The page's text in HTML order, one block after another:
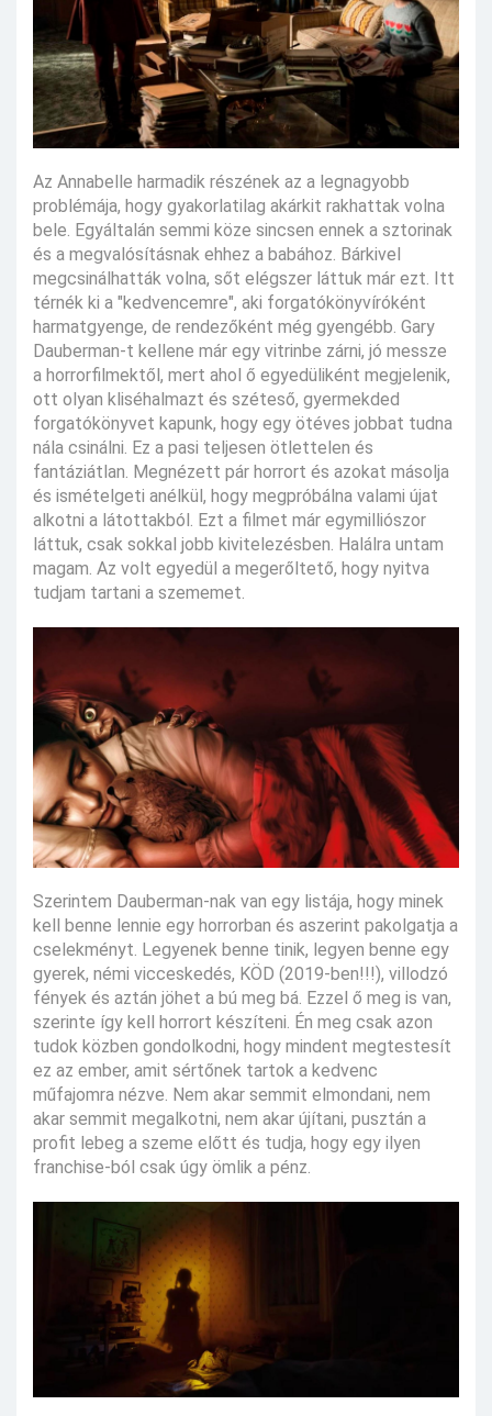
Az Annabelle harmadik részének az a legnagyobb
problémája, hogy gyakorlatilag akárkit rakhattak volna
bele. Egyáltalán semmi köze sincsen ennek a sztorinak
és a megvalósításnak ehhez a babához. Bárkivel
megcsinálhatták volna, sőt elégszer láttuk már ezt. Itt
térnék ki a "kedvencemre", aki forgatókönyvíróként
harmatgyenge, de rendezőként még gyengébb. Gary
Dauberman-t kellene már egy vitrinbe zárni, jó messze
a horrorfilmektől, mert ahol ő egyedüliként megjelenik,
ott olyan kliséhalmazt és széteső, gyermekded
forgatókönyvet kapunk, hogy egy ötéves jobbat tudna
nála csinálni. Ez a pasi teljesen ötlettelen és
fantáziátlan. Megnézett pár horrort és azokat másolja
és ismételgeti anélkül, hogy megpróbálna valami újat
alkotni a látottakból. Ezt a filmet már egymilliószor
láttuk, csak sokkal jobb kivitelezésben. Halálra untam
magam. Az volt egyedül a megerőltető, hogy nyitva
tudjam tartani a szememet.
Szerintem Dauberman-nak van egy listája, hogy minek
kell benne lennie egy horrorban és aszerint pakolgatja a
cselekményt. Legyenek benne tinik, legyen benne egy
gyerek, némi vicceskedés, KÖD (2019-ben!!!), villodzó
fények és aztán jöhet a bú meg bá. Ezzel ő meg is van,
szerinte így kell horrort készíteni. Én meg csak azon
tudok közben gondolkodni, hogy mindent megtestesít
ez az ember, amit sértőnek tartok a kedvenc
műfajomra nézve. Nem akar semmit elmondani, nem
akar semmit megalkotni, nem akar újítani, pusztán a
profit lebeg a szeme előtt és tudja, hogy egy ilyen
franchise-ból csak úgy ömlik a pénz.